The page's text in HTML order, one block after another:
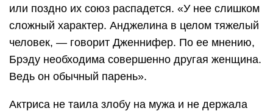
или поздно их союз распадется. «У нее слишком
сложный характер. Анджелина в целом тяжелый
человек, — говорит Дженнифер. По ее мнению,
Брэду необходима совершенно другая женщина.
Ведь он обычный парень».
Актриса не таила злобу на мужа и не держала